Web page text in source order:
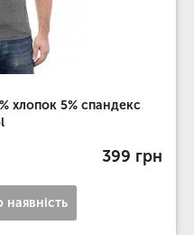
хлопок 5% спандекс
399 грн
наявність